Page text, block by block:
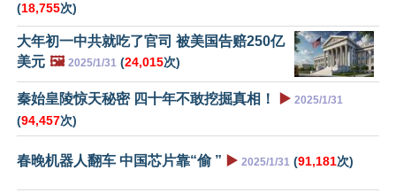
(18,755次)
大年初一中共就吃了官司 被美国告赔250亿
美元 🖼️ 2025/1/31 (24,015次)
秦始皇陵惊天秘密 四十年不敢挖掘真相！ ▶️ 2025/1/31
(94,457次)
春晚机器人翻车 中国芯片靠“偷 ” ▶️ 2025/1/31 (91,181次)